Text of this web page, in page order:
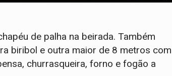
de palha na beirada. Também
biribol e outra maior de 8 metros com
churrasqueira, forno e fogão a